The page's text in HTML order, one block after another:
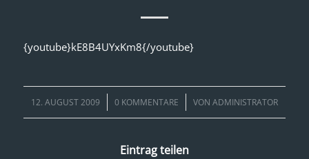
{youtube}kE8B4UYxKm8{/youtube}
12. AUGUST 2009
/ 0 KOMMENTARE
/ VON ADMINISTRATOR
Eintrag teilen